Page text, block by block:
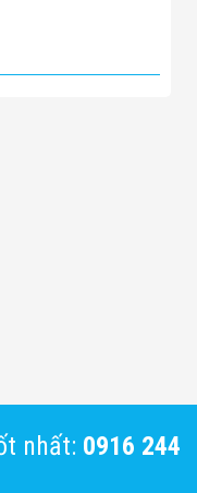
nhất: 0916 244